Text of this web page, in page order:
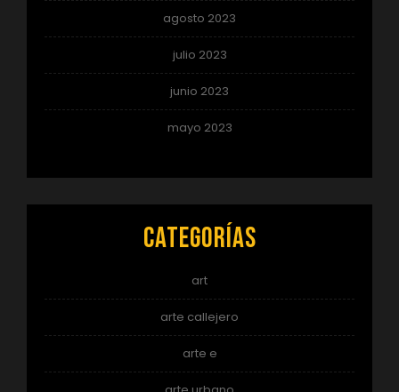
agosto 2023
julio 2023
junio 2023
mayo 2023
Categorías
art
arte callejero
arte e